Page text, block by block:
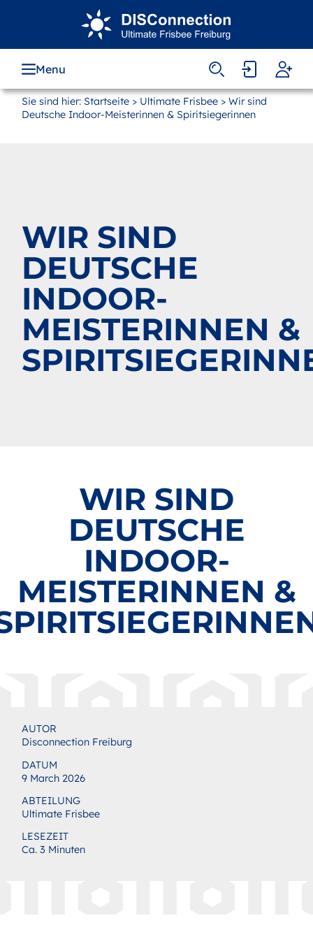
Menu
Sie sind hier: Startseite> Ultimate Frisbee> Wir sind
Deutsche Indoor-Meisterinnen & Spiritsiegerinnen
WIR SIND
DEUTSCHE
INDOOR-
MEISTERINNEN &
WIR SIND
DEUTSCHE
INDOOR-
MEISTERINNEN &
AUTOR
Disconnection Freiburg
DATUM
9 March 2026
ABTEILUNG
Ultimate Frisbee
LESEZEIT
Ca. 3 Minuten